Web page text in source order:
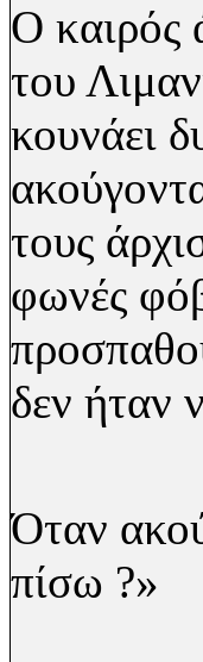
Ο καιρός
του
κουνάει
τους
φωνές
δεν ήταν
Όταν
πίσω ?»